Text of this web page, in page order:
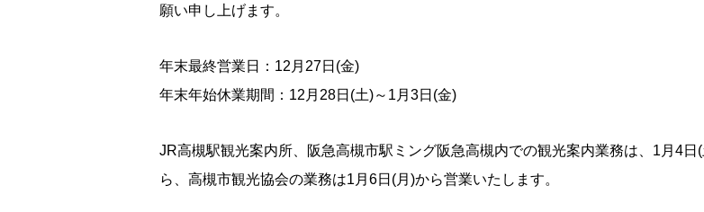
願い申し上げます。
年末最終営業日：12月27日(金)
年末年始休業期間：12月28日(土)～1月3日(金)
JR高槻駅観光案内所、阪急高槻市駅ミング阪急高槻内での観光案内業務は、1月4日
ら、高槻市観光協会の業務は1月6日(月)から営業いたします。